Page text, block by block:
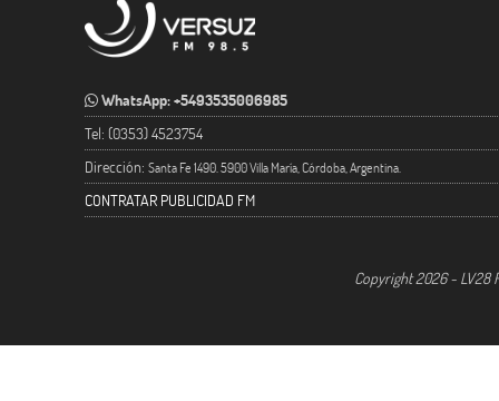
WhatsApp: +5493535006985
Tel: (0353) 4523754
Dirección: Santa Fe 1490. 5900 Villa María, Córdoba, Argentina.
CONTRATAR PUBLICIDAD FM
Copyright 2026 - LV28